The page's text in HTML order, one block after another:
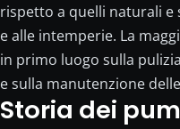
rispetto a quelli naturali e
e alle intemperie. La
in primo luogo sulla
e sulla manutenzione
Storia dei